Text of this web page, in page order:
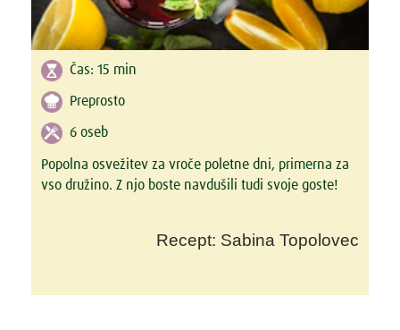
Čas: 15 min
Preprosto
6 oseb
Popolna osvežitev za vroče poletne dni, primerna za
vso družino. Z njo boste navdušili tudi svoje goste!
Recept: Sabina Topolovec